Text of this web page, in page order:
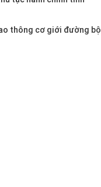
thông cơ giới đường bộ